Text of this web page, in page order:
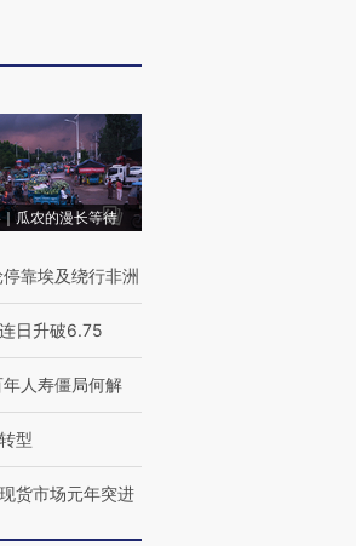
瓜农的漫长等待
靠埃及绕行非洲
日升破6.75
人寿僵局何解
型
货市场元年突进